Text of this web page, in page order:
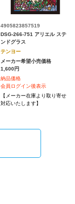
4905823857519
DSG-266-751 アリエル ステ
ンドグラス
テンヨー
メーカー希望小売価格
1,600円
納品価格
会員ログイン後表示
【メーカー在庫より取り寄せ
対応いたします】